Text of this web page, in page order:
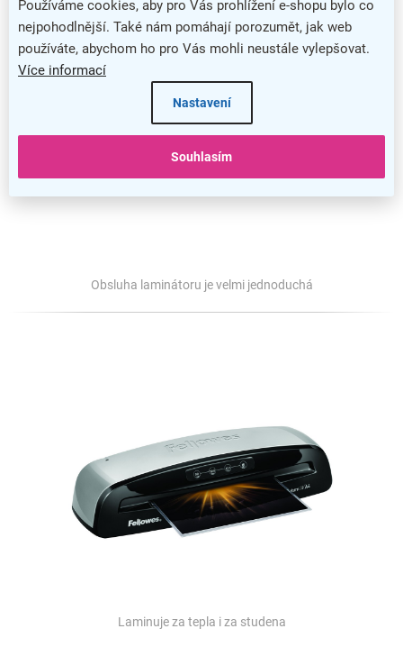
Používáme cookies, aby pro Vás prohlížení e-shopu bylo co
nejpohodlnější. Také nám pomáhají porozumět, jak web
používáte, abychom ho pro Vás mohli neustále vylepšovat.
Více informací
Nastavení
Souhlasím
Obsluha laminátoru je velmi jednoduchá
Laminuje za tepla i za studena